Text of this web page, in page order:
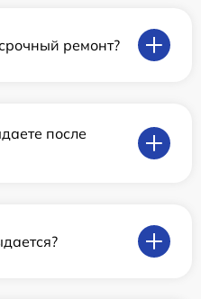
ремонт?
после